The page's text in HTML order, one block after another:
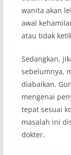
wanita akan
awal
atau tidak
Sedangkan,
sebelumnya,
diabaikan.
mengenai
tepat sesuai
masalah ini
dokter.